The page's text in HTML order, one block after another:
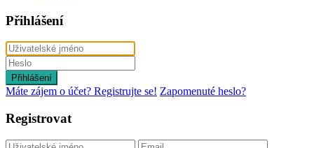
Přihlášení
Přihlášení
Máte zájem o účet? Registrujte se! Zapomenuté heslo?
Registrovat